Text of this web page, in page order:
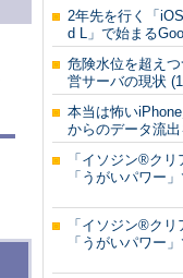
2年先を行く「
d L」で始まる
危険水位を超え
営サーバの現状
本当は怖い
からのデータ流
「イソジン®ク
「うがいパワー
「イソジン®ク
「うがいパワー